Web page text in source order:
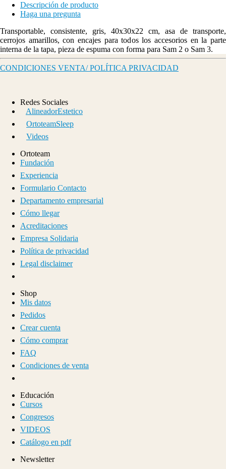
Descripción de producto
Haga una pregunta
Transportable, consistente, gris, 40x30x22 cm, asa de transporte,
cerrojos amarillos, con encajes para todos los accesorios en la parte
interna de la tapa, pieza de espuma con forma para Sam 2 o Sam 3.
CONDICIONES VENTA/ POLÍTICA PRIVACIDAD
Redes Sociales
AlineadorEstetico
OrtoteamSleep
Videos
Ortoteam
Fundación
Experiencia
Formulario Contacto
Departamento empresarial
Cómo llegar
Acreditaciones
Empresa Solidaria
Política de privacidad
Legal disclaimer
Shop
Mis datos
Pedidos
Crear cuenta
Cómo comprar
FAQ
Condiciones de venta
Educación
Cursos
Congresos
VIDEOS
Catálogo en pdf
Newsletter